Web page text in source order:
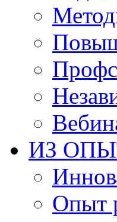
ИЗ
Опыт